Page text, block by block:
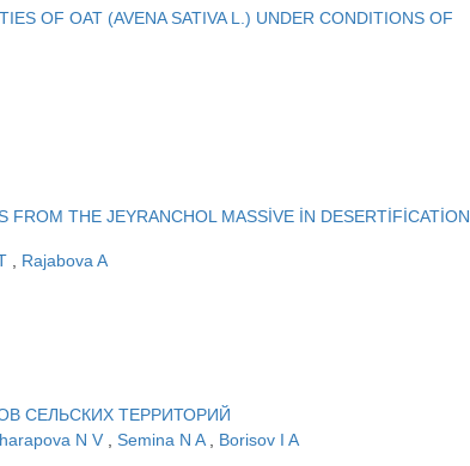
OF OAT (AVENA SATIVA L.) UNDER CONDITIONS OF
THE JEYRANCHOL MASSİVE İN DESERTİFİCATİON
Rajabova A
СЕЛЬСКИХ ТЕРРИТОРИЙ
N V Semina N A
Borisov I A